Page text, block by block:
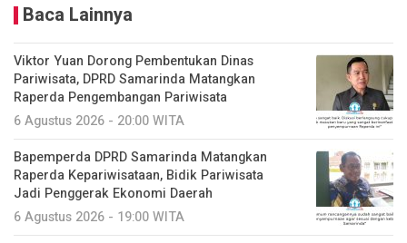
Baca Lainnya
Viktor Yuan Dorong Pembentukan Dinas
Pariwisata, DPRD Samarinda Matangkan
Raperda Pengembangan Pariwisata
6 Agustus 2026 - 20:00 WITA
Bapemperda DPRD Samarinda Matangkan
Raperda Kepariwisataan, Bidik Pariwisata
Jadi Penggerak Ekonomi Daerah
6 Agustus 2026 - 19:00 WITA